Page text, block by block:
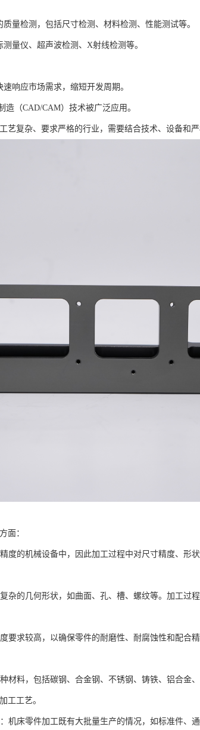
量检测，包括尺寸检测、材料检测、性能测试等。
量仪、超声波检测、X射线检测等。
响应市场需求，缩短开发周期。
（CAD/CAM）技术被广泛应用。
艺复杂、要求严格的行业，需要结合技术、设备和
面：
度的机械设备中，因此加工过程中对尺寸精度、形
杂的几何形状，如曲面、孔、槽、螺纹等。加工过
要求较高，以确保零件的耐磨性、耐腐蚀性和配合
材料，包括碳钢、合金钢、不锈钢、铸铁、铝合金
工工艺。
机床零件加工既有大批量生产的情况，如标准件、